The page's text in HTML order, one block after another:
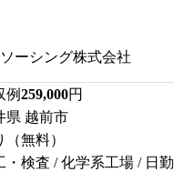
ーシング株式会社
例259,000円
県 越前市
（無料）
・検査 / 化学系工場 / 日勤